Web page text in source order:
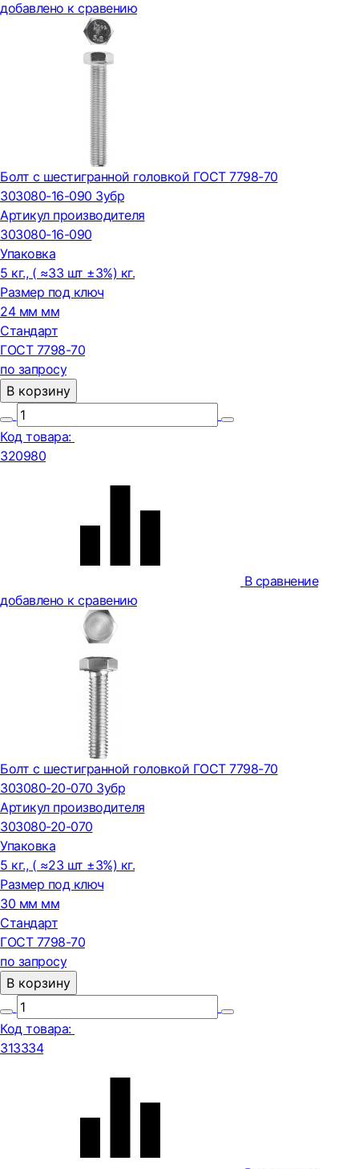
добавлено к сравению
Болт с шестигранной головкой ГОСТ 7798-70
303080-16-090 Зубр
Артикул производителя
303080-16-090
Упаковка
5 кг., ( ≈33 шт ±3%) кг.
Размер под ключ
24 мм мм
Стандарт
ГОСТ 7798-70
по запросу
В корзину
Код товара:
320980
В сравнение
добавлено к сравению
Болт с шестигранной головкой ГОСТ 7798-70
303080-20-070 Зубр
Артикул производителя
303080-20-070
Упаковка
5 кг., ( ≈23 шт ±3%) кг.
Размер под ключ
30 мм мм
Стандарт
ГОСТ 7798-70
по запросу
В корзину
Код товара:
313334